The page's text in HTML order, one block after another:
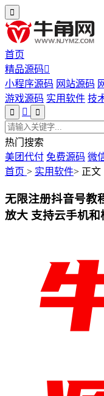
首页
精品源码
小程序源码 网站源码
游戏源码 实用软件 技
热门搜索
美团代付 免费源码 微
首页 > 实用软件> 正文
无限注册抖音号教
放大 支持云手机和